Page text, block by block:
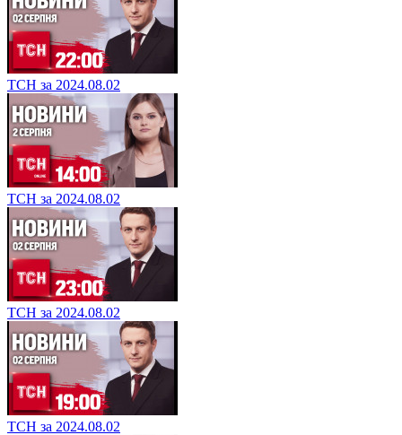
ТСН за 2024.08.02
ТСН за 2024.08.02
ТСН за 2024.08.02
ТСН за 2024.08.02